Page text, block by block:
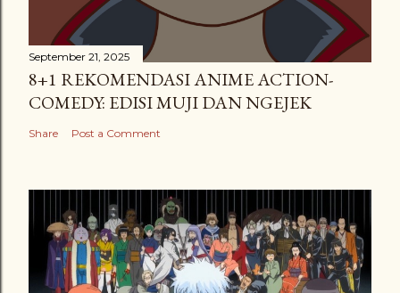
September 21, 2025
8+1 REKOMENDASI ANIME ACTION-
COMEDY: EDISI MUJI DAN NGEJEK
Share Post a Comment